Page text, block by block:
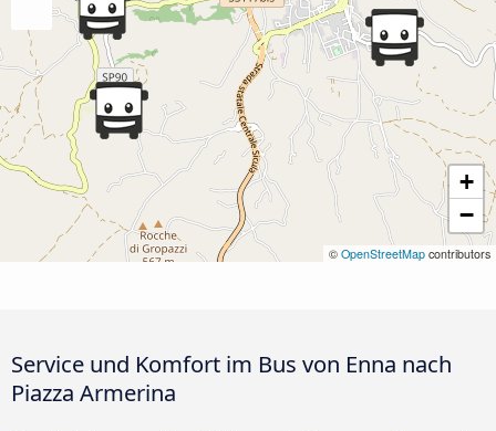
+
−
© OpenStreetMap contributors
Service und Komfort im Bus von Enna nach
Piazza Armerina